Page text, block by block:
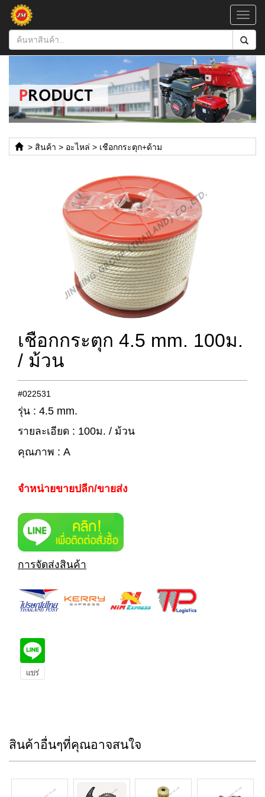
> สินค้า > อะไหล่ > เชือกกระตุก+ด้าม
เชือกกระตุก 4.5 mm. 100ม.
/ ม้วน
#022531
รุ่น : 4.5 mm.
รายละเอียด : 100ม. / ม้วน
คุณภาพ : A
จำหน่ายขายปลีก/ขายส่ง
การจัดส่งสินค้า
สินค้าอื่นๆที่คุณอาจสนใจ